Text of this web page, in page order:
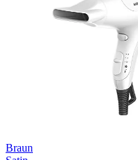
Braun